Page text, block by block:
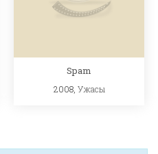
Spam
2008, Ужасы